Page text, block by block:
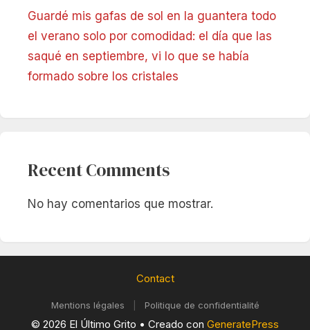
Guardé mis gafas de sol en la guantera todo
el verano solo por comodidad: el día que las
saqué en septiembre, vi lo que se había
formado sobre los cristales
Recent Comments
No hay comentarios que mostrar.
Contact
Mentions légales Politique de confidentialité
© 2026 El Último Grito • Creado con GeneratePress